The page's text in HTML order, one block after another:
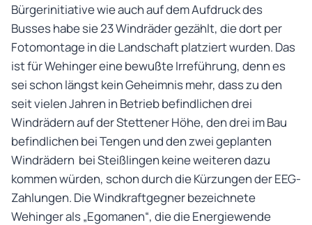
Bürgerinitiative wie auch auf dem Aufdruck des
Busses habe sie 23 Windräder gezählt, die dort per
Fotomontage in die Landschaft platziert wurden. Das
ist für Wehinger eine bewußte Irreführung, denn es
sei schon längst kein Geheimnis mehr, dass zu den
seit vielen Jahren in Betrieb befindlichen drei
Windrädern auf der Stettener Höhe, den drei im Bau
befindlichen bei Tengen und den zwei geplanten
Windrädern bei Steißlingen keine weiteren dazu
kommen würden, schon durch die Kürzungen der EEG-
Zahlungen. Die Windkraftgegner bezeichnete
Wehinger als „Egomanen“, die die Energiewende